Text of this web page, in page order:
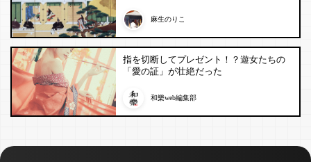
麻生のりこ
指を切断してプレゼント！？遊女たちの
「愛の証」が壮絶だった
和樂web編集部